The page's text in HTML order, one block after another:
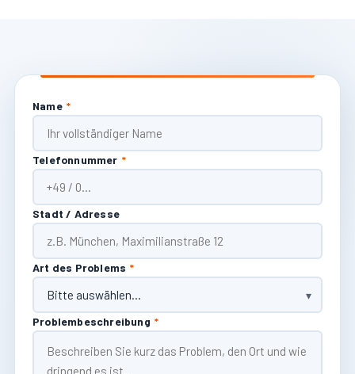
Name *
Telefonnummer *
Stadt / Adresse
Art des Problems *
Problembeschreibung *